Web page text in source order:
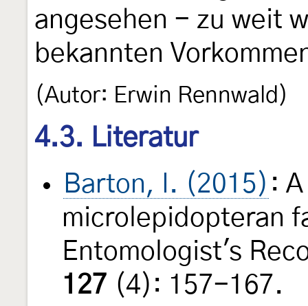
angesehen - zu weit
bekannten
(Autor: Erwin Rennwald)
4.3. Literatur
Barton, I. (2015) :
microlepidopteran
Entomologist's
127 (4): 157-167.